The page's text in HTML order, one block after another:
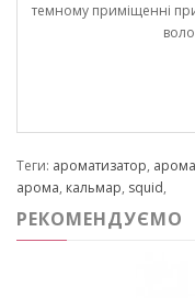
темному приміщенні при
Теги: ароматизатор,
арома, кальмар, squid,
РЕКОМЕНДУЄМО